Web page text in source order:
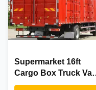
Supermarket 16ft
Cargo Box Truck
do dostawy 41Ton-